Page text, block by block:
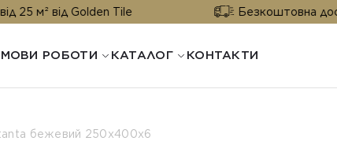
Golden Tile Безкоштовна доставка
РОБОТИ КАТАЛОГ КОНТАКТИ
бежевий 250х400x6